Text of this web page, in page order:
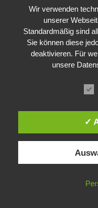
Wir verwenden
unserer
Standardmäßig sind
Sie können diese
deaktivieren. Für
unsere
✓